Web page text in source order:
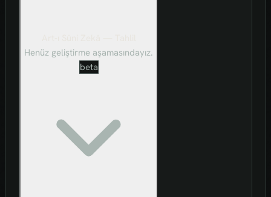
Henüz geliştirme aşamasındayız.
beta